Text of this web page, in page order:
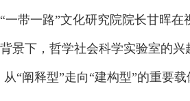
一路”文化研究院院长甘晖在
景下，哲学社会科学实验室的
“阐释型”走向“建构型”的重要载